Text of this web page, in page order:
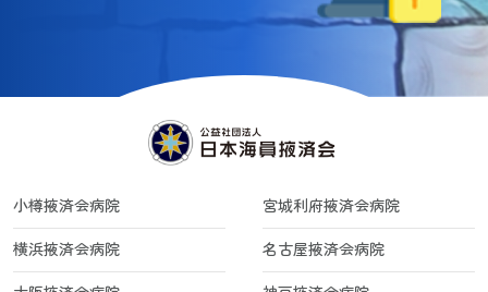
小樽掖済会病院
宮城利府掖済会病院
横浜掖済会病院
名古屋掖済会病院